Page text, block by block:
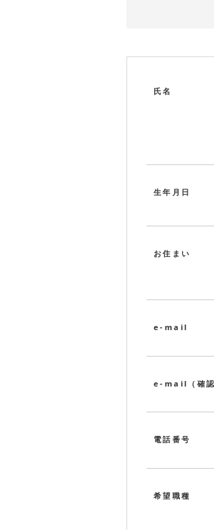
氏名
生年月日
お住まい
e-mail
e-mail（確認
電話番号
希望職種